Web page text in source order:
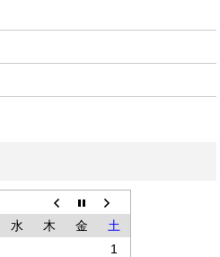
水 木 金
土
1